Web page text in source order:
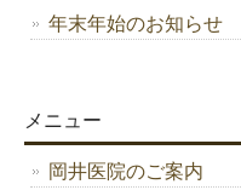
年末年始のお知らせ
メニュー
岡井医院のご案内